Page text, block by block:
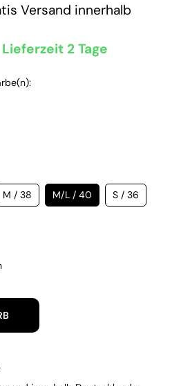
Versand innerhalb
2 Tage
M / 38 M/L / 40 S / 36